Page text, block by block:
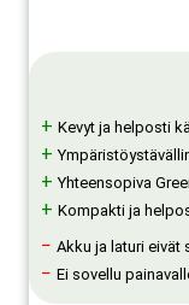
+ Kevyt ja helposti
+
+Yhteensopiva
+ Kompakti ja
− Akku ja laturi eivät
− Ei sovellu